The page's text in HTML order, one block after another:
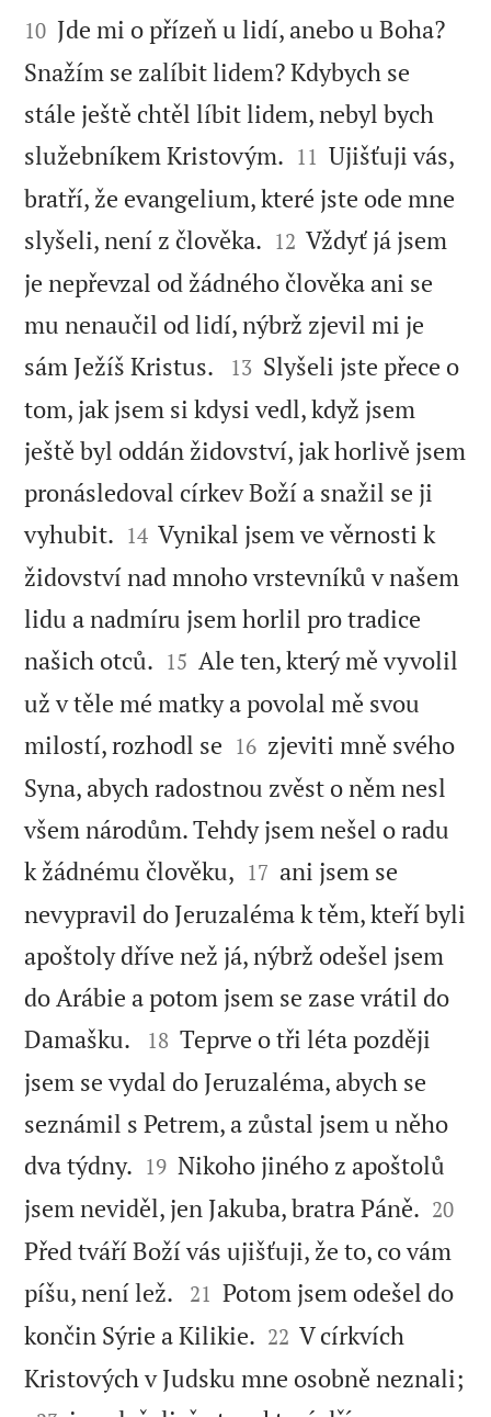


10 Jde mi o přízeň u lidí, anebo u Boha?
Snažím se zalíbit lidem? Kdybych se
stále ještě chtěl líbit lidem, nebyl bych
služebníkem Kristovým. 

11 Ujišťuji vás,
bratří, že evangelium, které jste ode mne
slyšeli, není z člověka. 

12 Vždyť já jsem
je nepřevzal od žádného člověka ani se
mu nenaučil od lidí, nýbrž zjevil mi je
sám Ježíš Kristus.


13 Slyšeli jste přece o
tom, jak jsem si kdysi vedl, když jsem
ještě byl oddán židovství, jak horlivě jsem
pronásledoval církev Boží a snažil se ji
vyhubit. 

14 Vynikal jsem ve věrnosti k
židovství nad mnoho vrstevníků v našem
lidu a nadmíru jsem horlil pro tradice
našich otců. 

15 Ale ten, který mě vyvolil
už v těle mé matky a povolal mě svou
milostí, rozhodl se 

16 zjeviti mně svého
Syna, abych radostnou zvěst o něm nesl
všem národům. Tehdy jsem nešel o radu
k žádnému člověku, 

17 ani jsem se
nevypravil do Jeruzaléma k těm, kteří byli
apoštoly dříve než já, nýbrž odešel jsem
do Arábie a potom jsem se zase vrátil do
Damašku.


18 Teprve o tři léta později
jsem se vydal do Jeruzaléma, abych se
seznámil s Petrem, a zůstal jsem u něho
dva týdny. 

19 Nikoho jiného z apoštolů
jsem neviděl, jen Jakuba, bratra Páně. 

20
Před tváří Boží vás ujišťuji, že to, co vám
píšu, není lež. 

21 Potom jsem odešel do
končin Sýrie a Kilikie. 

22 V církvích
Kristových v Judsku mne osobně neznali;